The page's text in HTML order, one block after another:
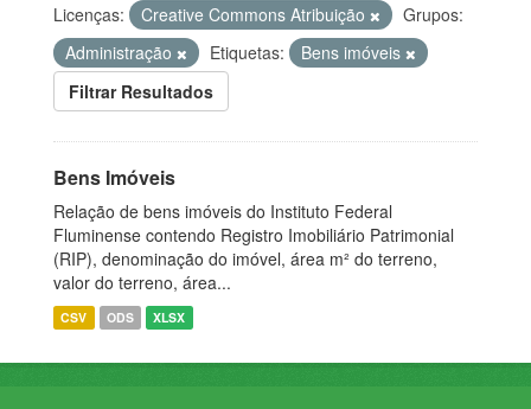
Licenças: Creative Commons Atribuição
Grupos:
Administração
Etiquetas:
Bens imóveis
Filtrar Resultados
Bens Imóveis
Relação de bens imóveis do Instituto Federal
Fluminense contendo Registro Imobiliário Patrimonial
(RIP), denominação do imóvel, área m² do terreno,
valor do terreno, área...
CSV ODS XLSX